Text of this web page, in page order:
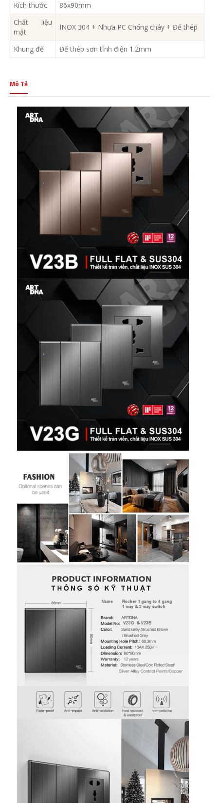
Kích thước
86x90mm
Chất liệu
mặt
INOX 304 + Nhựa PC Chống cháy + Đế thép
Khung đế Đế thép sơn tĩnh điện 1.2mm
Mô Tả